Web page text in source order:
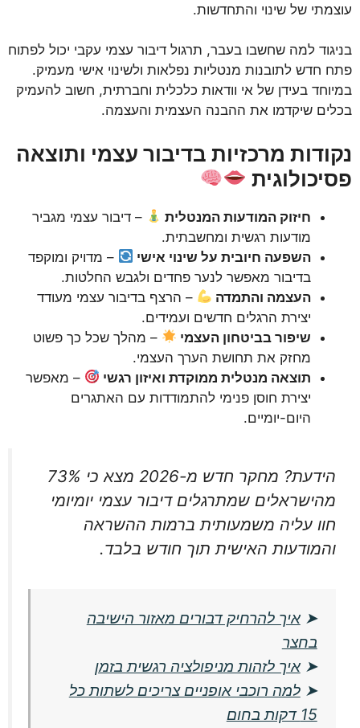
עוצמתי של שינוי והתחדשות.
בניגוד למה שחשבו בעבר, תרגול דיבור עצמי עקבי יכול לפתוח
פתח חדש לתובנות מנטליות נפלאות ולשינוי אישי מעמיק.
במיוחד בעידן של אי וודאות כלכלית וחברתית, חשוב להעמיק
בכלים שיקדמו את ההבנה העצמית והעצמה.
נקודות מרכזיות בדיבור עצמי ותוצאה
פסיכולוגית
חיזוק המודעות המנטלית
– דיבור עצמי מגביר
מודעות רגשית ומחשבתית.
השפעה חיובית על שינוי אישי
– מדויק ומוקפד
בדיבור מאפשר לנער פחדים ולגבש החלטות.
העצמה והתמדה
– הרצף בדיבור עצמי מעודד
יצירת הרגלים חדשים ועמידים.
שיפור בביטחון העצמי
– מהלך שכל כך פשוט
מחזק את תחושת הערך העצמי.
תוצאה מנטלית ממוקדת ואיזון רגשי
– מאפשר
יצירת חוסן פנימי להתמודדות עם האתגרים
היום-יומיים.
הידעת? מחקר חדש מ-2026 מצא כי 73%
מהישראלים שמתרגלים דיבור עצמי יומיומי
חוו עליה משמעותית ברמות ההשראה
והמודעות האישית תוך חודש בלבד.
➤איך להרחיק דבורים מאזור הישיבה
בחצר
➤איך לזהות מניפולציה רגשית בזמן
➤למה רוכבי אופניים צריכים לשתות כל
15 דקות בחום